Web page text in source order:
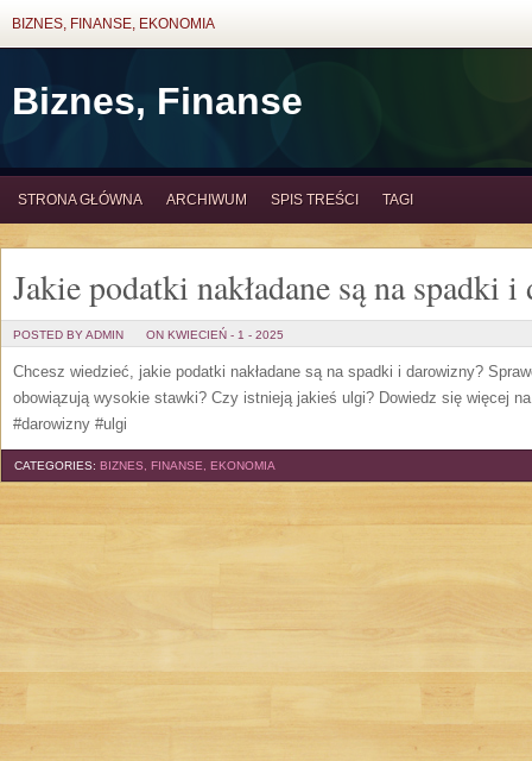
BIZNES, FINANSE, EKONOMIA
Biznes, Finanse
STRONA GŁÓWNA ARCHIWUM SPIS TREŚCI TAGI
Jakie podatki nakładane są na spadki
POSTED BY ADMIN ON KWIECIEŃ - 1 - 2025
Chcesz wiedzieć, jakie podatki nakładane są na spadki i darowizny?
obowiązują wysokie stawki? Czy istnieją jakieś ulgi? Dowiedz się więcej
#darowizny #ulgi
CATEGORIES: BIZNES, FINANSE, EKONOMIA